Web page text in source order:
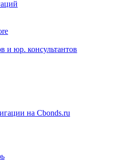
рынка
и юр. консультантов
на Cbonds.ru